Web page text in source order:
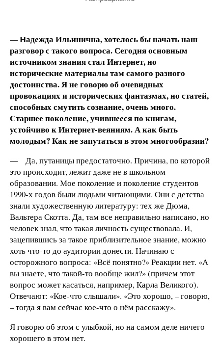
––Надежда Ильинична, хотелось бы начать наш
разговор с такого вопроса. Сегодня основным
источником знания стал Интернет, но
исторические материалы там самого разного
достоинства. Я не говорю об очевидных
провокациях и исторических фантазмах, но статей,
способных смутить сознание, очень много.
Старшее поколение, учившееся по книгам,
устойчиво к Интернет-веяниям. А как быть
молодым? Как не запутаться в этом многообразии?
–– Да, путаницы предостаточно. Причина, по которой
это происходит, лежит даже не в школьном
образовании. Мое поколение и поколение студентов
1990-х годов были людьми читающими. Они с детства
знали художественную литературу: тех же Дюма,
Вальтера Скотта. Да, там все неправильно написано, но
человек знал, что такая личность существовала. И,
зацепившись за такое приблизительное знание, можно
хоть что-то до аудитории донести. Начинаю с
осторожного вопроса: «Всё понятно?» Реакции нет. «А
вы знаете, что такой-то вообще жил?» (причем этот
вопрос может касаться, например, Карла Великого).
Отвечают: «Кое-что слышали». «Это хорошо, – говорю,
– тогда я вам сейчас кое-что о нём расскажу».
Я говорю об этом с улыбкой, но на самом деле ничего
хорошего в этом нет.